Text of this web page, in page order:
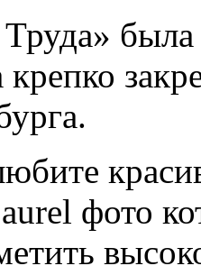
была
крепко
фото